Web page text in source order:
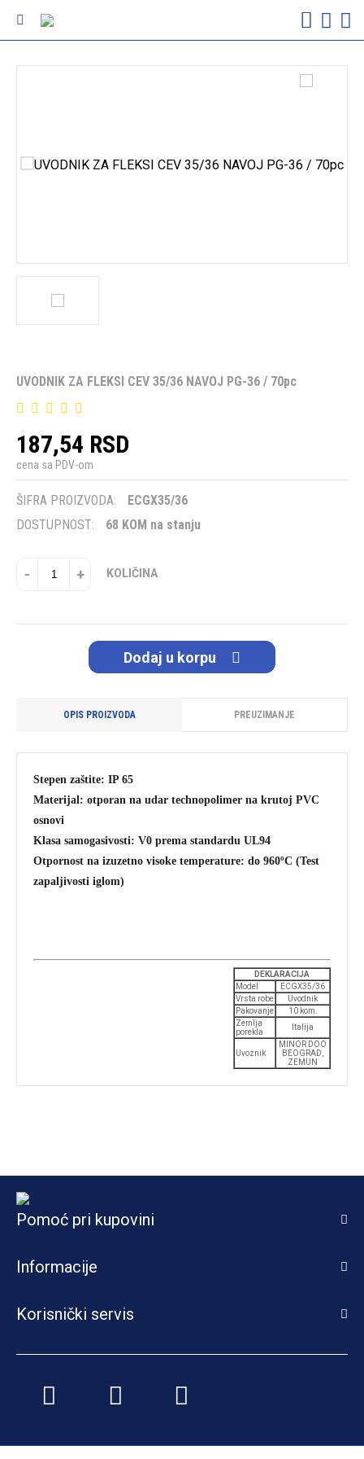
UVODNIK ZA FLEKSI CEV 35/36 NAVOJ PG-36 / 70pc
187,54 RSD
cena sa PDV-om
ŠIFRA PROIZVODA:
ECGX35/36
DOSTUPNOST:
68 KOM na stanju
- + KOLIČINA
Dodaj u korpu
OPIS PROIZVODA PREUZIMANJE
Stepen zaštite: IP 65
Materijal: otporan na udar technopolimer na krutoj PVC
osnovi
Klasa samogasivosti: V0 prema standardu UL94
Otpornost na izuzetno visoke temperature: do 960ºC (Test
zapaljivosti iglom)
DEKLARACIJA
Model
ECGX35/36
Vrsta robe
Uvodnik
Pakovanje
10 kom.
Zemlja
porekla
Italija
Uvoznik
MINOR DOO
BEOGRAD,
ZEMUN
Pomoć pri kupovini
Informacije
Korisnički servis